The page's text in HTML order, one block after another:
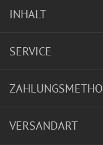
INHALT
SERVICE
VERSANDART